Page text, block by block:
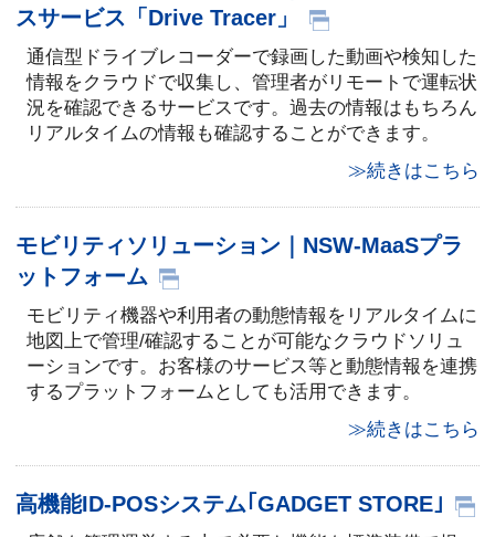
スサービス「Drive Tracer」
通信型ドライブレコーダーで録画した動画や検知した
情報をクラウドで収集し、管理者がリモートで運転状
況を確認できるサービスです。過去の情報はもちろん
リアルタイムの情報も確認することができます。
≫続きはこちら
モビリティソリューション｜NSW-MaaSプラ
ットフォーム
モビリティ機器や利用者の動態情報をリアルタイムに
地図上で管理/確認することが可能なクラウドソリュ
ーションです。お客様のサービス等と動態情報を連携
するプラットフォームとしても活用できます。
≫続きはこちら
高機能ID-POSシステム｢GADGET STORE｣